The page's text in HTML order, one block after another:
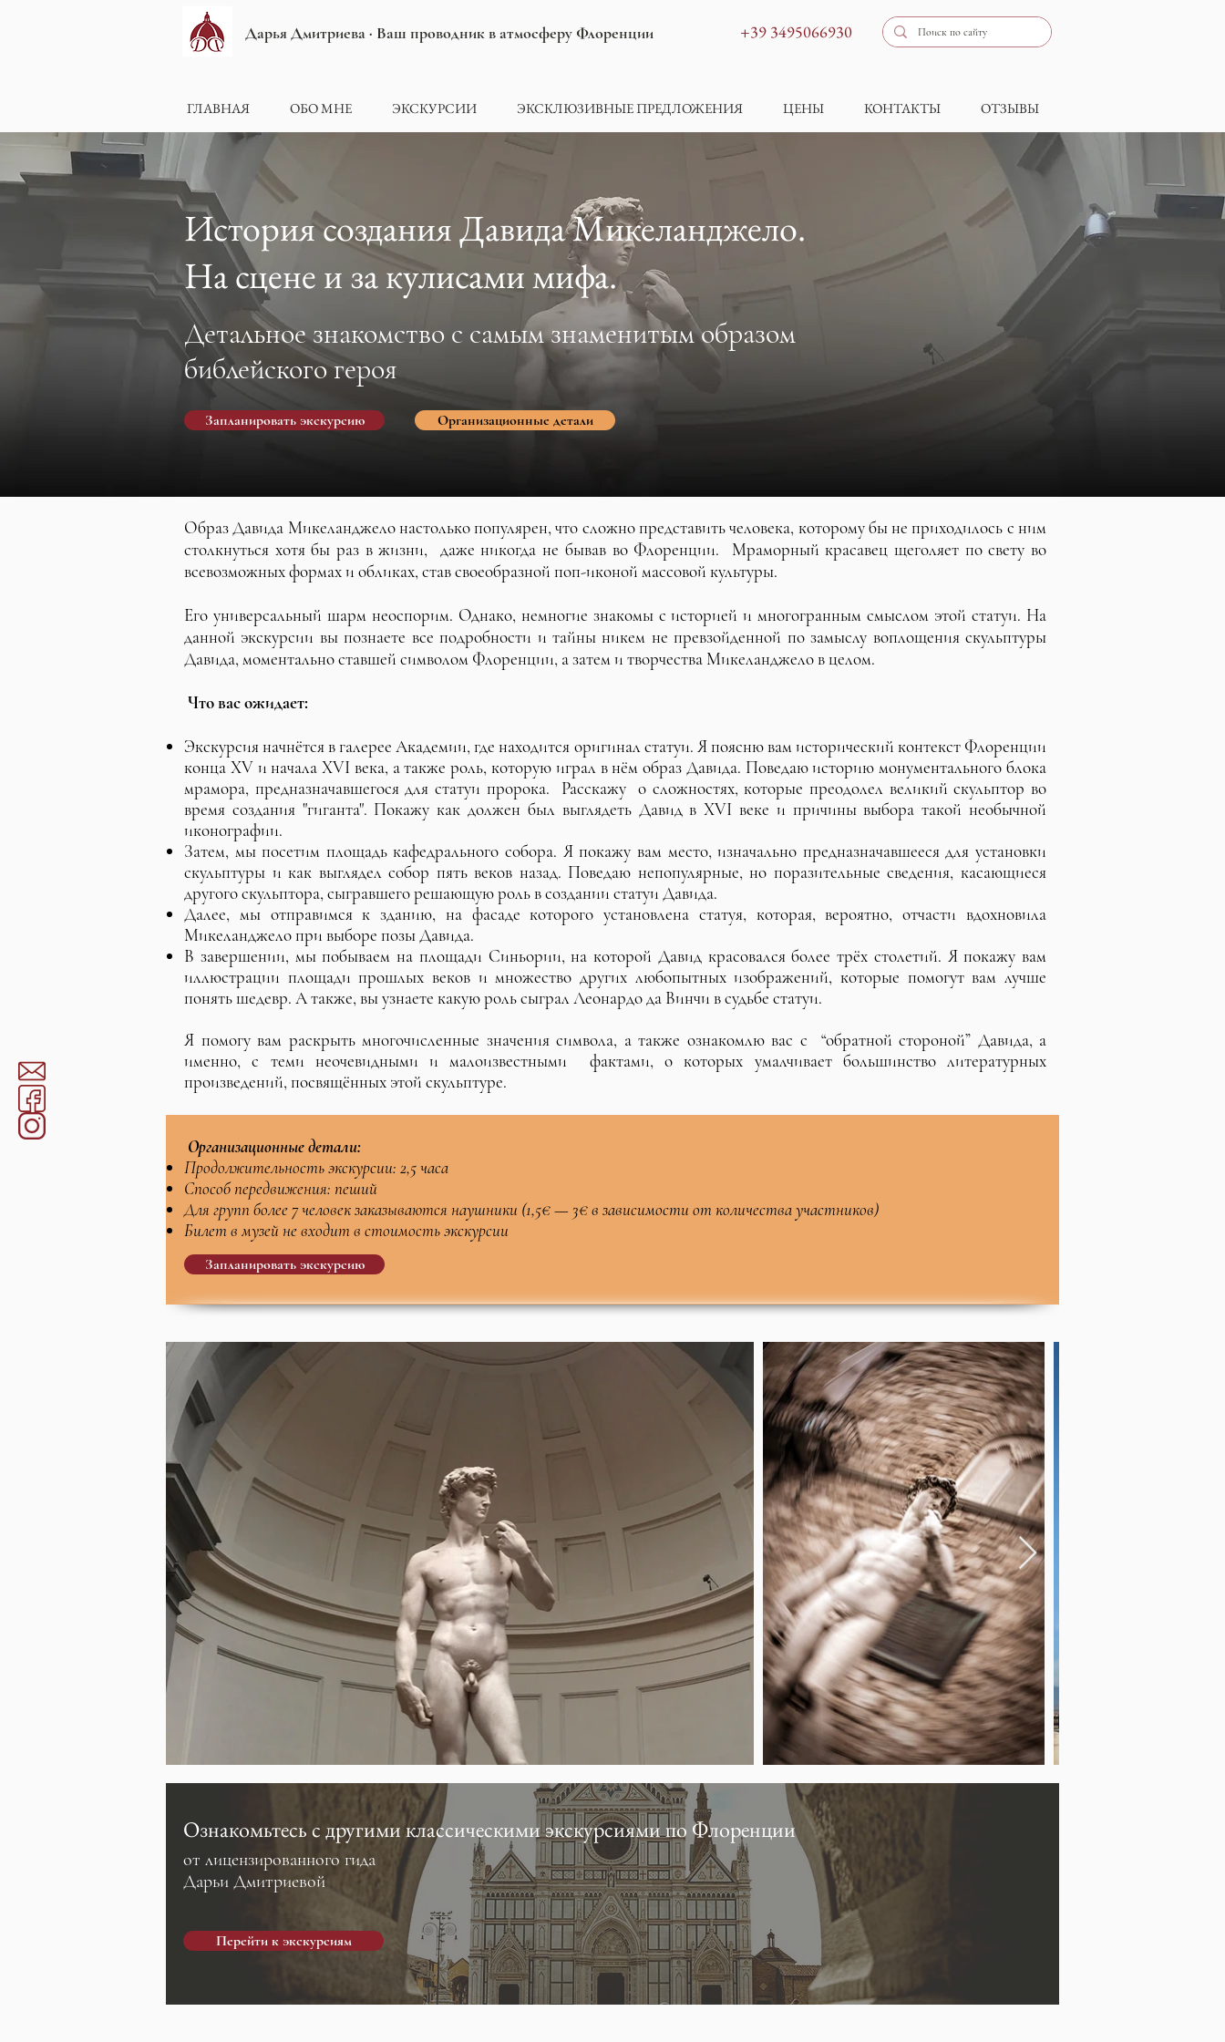
Дарья Дмитриева · Ваш проводник в атмосферу Флоренции ​​+39 3495066930
ГЛАВНАЯ ОБО МНЕ ЭКСКУРСИИ ЭКСКЛЮЗИВНЫЕ ПРЕДЛОЖЕНИЯ ЦЕНЫ КОНТАКТЫ ОТЗЫВЫ
История создания Давида Микеланджело.
На сцене и за кулисами мифа.
Детальное знакомство с самым знаменитым образом
библейского героя
Запланировать экскурсию Организационные детали
Образ Давида Микеланджело настолько популярен, что сложно представить человека, которому бы не приходилось с ним
столкнуться хотя бы раз в жизни, даже никогда не бывав во Флоренции. Мраморный красавец щеголяет по свету во
всевозможных формах и обликах, став своеобразной поп-иконой массовой культуры.
Его универсальный шарм неоспорим. Однако, немногие знакомы с историей и многогранным смыслом этой статуи. На
данной экскурсии вы познаете все подробности и тайны никем не превзойденной по замыслу воплощения скульптуры
Давида, моментально ставшей символом Флоренции, а затем и творчества Микеланджело в целом.
Что вас ожидает:
Экскурсия начнётся в галерее Академии, где находится оригинал статуи. Я поясню вам исторический контекст Флоренции
конца XV и начала XVI века, а также роль, которую играл в нём образ Давида. Поведаю историю монументального блока
мрамора, предназначавшегося для статуи пророка. Расскажу о сложностях, которые преодолел великий скульптор во
время создания "гиганта". Покажу как должен был выглядеть Давид в XVI веке и причины выбора такой необычной
иконографии.
Затем, мы посетим площадь кафедрального собора. Я покажу вам место, изначально предназначавшееся для установки
скульптуры и как выглядел собор пять веков назад. Поведаю непопулярные, но поразительные сведения, касающиеся
другого скульптора, сыгравшего решающую роль в создании статуи Давида.
Далее, мы отправимся к зданию, на фасаде которого установлена статуя, которая, вероятно, отчасти вдохновила
Микеланджело при выборе позы Давида.
В завершении, мы побываем на площади Синьории, на которой Давид красовался более трёх столетий. Я покажу вам
иллюстрации площади прошлых веков и множество других любопытных изображений, которые помогут вам лучше
понять шедевр. А также, вы узнаете какую роль сыграл Леонардо да Винчи в судьбе статуи.
Я помогу вам раскрыть многочисленные значения символа, а также ознакомлю вас с “обратной стороной” Давида, а
именно, с теми неочевидными и малоизвестными фактами, о которых умалчивает большинство литературных
произведений, посвящённых этой скульптуре.
Организационные детали:
Продолжительность экскурсии: 2,5 часа
Способ передвижения: пеший
Для групп более 7 человек заказываются наушники (1,5€ — 3€ в зависимости от количества участников)
Билет в музей не входит в стоимость экскурсии
Запланировать экскурсию
Ознакомьтесь с другими классическими экскурсиями по Флоренции
от лицензированного гида
Дарьи Дмитриевой
Перейти к экскурсиям